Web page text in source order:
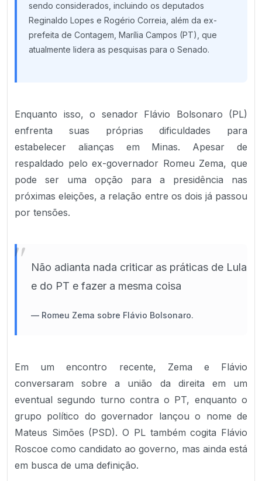
sendo considerados, incluindo os deputados
Reginaldo Lopes e Rogério Correia, além da ex-
prefeita de Contagem, Marília Campos (PT), que
atualmente lidera as pesquisas para o Senado.
Enquanto isso, o senador Flávio Bolsonaro (PL)
enfrenta suas próprias dificuldades para
estabelecer alianças em Minas. Apesar de
respaldado pelo ex-governador Romeu Zema, que
pode ser uma opção para a presidência nas
próximas eleições, a relação entre os dois já passou
por tensões.
"
Não adianta nada criticar as práticas de Lula
e do PT e fazer a mesma coisa
— Romeu Zema sobre Flávio Bolsonaro.
Em um encontro recente, Zema e Flávio
conversaram sobre a união da direita em um
eventual segundo turno contra o PT, enquanto o
grupo político do governador lançou o nome de
Mateus Simões (PSD). O PL também cogita Flávio
Roscoe como candidato ao governo, mas ainda está
em busca de uma definição.